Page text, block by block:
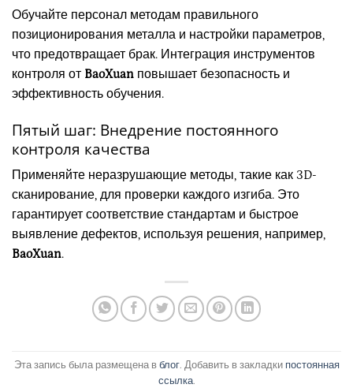
Обучайте персонал методам правильного
позиционирования металла и настройки параметров,
что предотвращает брак. Интеграция инструментов
контроля от BaoXuan повышает безопасность и
эффективность обучения.
Пятый шаг: Внедрение постоянного
контроля качества
Применяйте неразрушающие методы, такие как 3D-
сканирование, для проверки каждого изгиба. Это
гарантирует соответствие стандартам и быстрое
выявление дефектов, используя решения, например,
BaoXuan.
Эта запись была размещена в блог. Добавить в закладки постоянная
ссылка.